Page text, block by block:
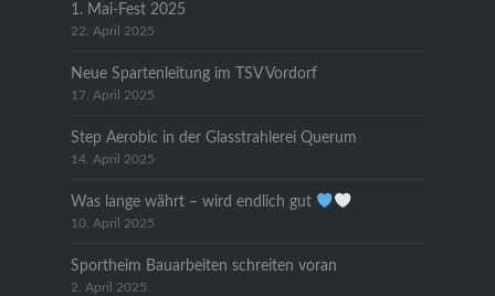
1. Mai-Fest 2025
22. April 2025
Neue Spartenleitung im TSV Vordorf
17. April 2025
Step Aerobic in der Glasstrahlerei Querum
14. April 2025
Was lange währt – wird endlich gut
10. April 2025
Sportheim Bauarbeiten schreiten voran
2. April 2025